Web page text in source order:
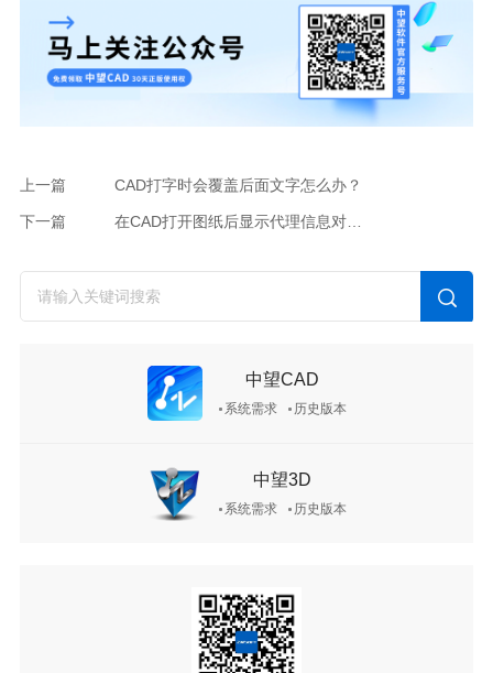
上一篇 CAD打字时会覆盖后面文字怎么办？
下一篇 在CAD打开图纸后显示代理信息对话框的原因与解决方案
中望CAD
系统需求 历史版本
中望3D
系统需求 历史版本